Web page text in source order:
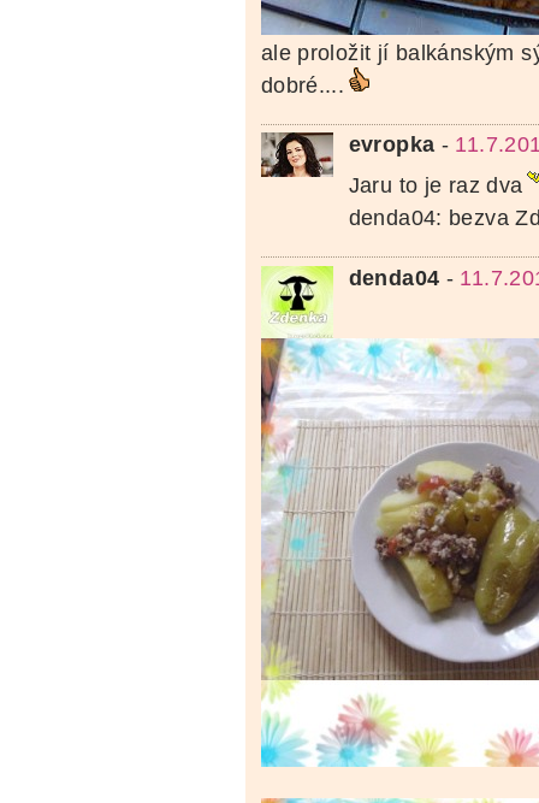
ale proložit jí balkánským
dobré....
evropka -
Jaru to je raz dva
denda04: bezva
denda04 -